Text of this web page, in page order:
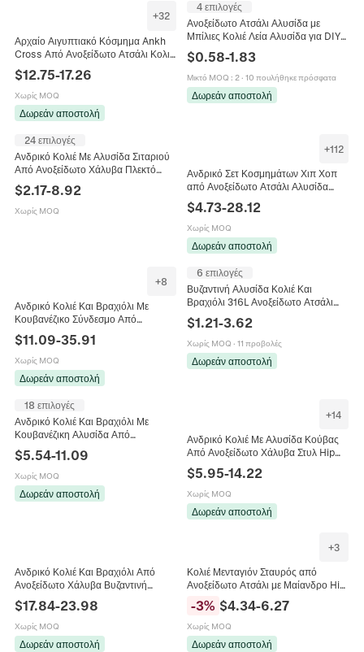
+32
Αρχαίο Αιγυπτιακό Κόσμημα Ankh
Cross Από Ανοξείδωτο Ατσάλι Κολιέ
Hop Vintage Ανδρικό Αξεσουάρ
$12.75-17.26
Χωρίς MOQ
Δωρεάν αποστολή
4 επιλογές
Ανοξείδωτο Ατσάλι Αλυσίδα με
Μπίλιες Κολιέ Λεία Αλυσίδα για DIY
Κατασκευή Κοσμημάτων Άνδρες
Γυναίκες Βιομηχανικό Στυλ
Κοσμήματα
$0.58-1.83
Μικτό MOQ : 2· 10 πουλήθηκε πρόσφατα
Δωρεάν αποστολή
24 επιλογές
Ανδρικό Κολιέ Με Αλυσίδα Σιταριού
Από Ανοξείδωτο Χάλυβα Πλεκτό
Κοσμήματα Με Κούμπωμα
$2.17-8.92
Χωρίς MOQ
+112
Ανδρικό Σετ Κοσμημάτων Χιπ Χοπ
από Ανοξείδωτο Ατσάλι Αλυσίδα
Κουβανέζικης Πλέξης Επιχρυσωμένο
Ασημί Χοντρό Κολιέ και Βραχιόλι
Κοσμήματα
$4.73-28.12
Χωρίς MOQ
Δωρεάν αποστολή
+8
Ανδρικό Κολιέ Και Βραχιόλι Με
Κουβανέζικο Σύνδεσμο Από
Ανοξείδωτο Ατσάλι Επιχρυσωμένο
Με Κούμπωμα Με Στρας Hip Hop
$11.09-35.91
Χωρίς MOQ
Δωρεάν αποστολή
6 επιλογές
Βυζαντινή Αλυσίδα Κολιέ Και
Βραχιόλι 316L Ανοξείδωτο Ατσάλι
Hip Hop Punk Streetwear Ανδρικά
Κοσμήματα
$1.21-3.62
Χωρίς MOQ · 11 προβολές
Δωρεάν αποστολή
18 επιλογές
Ανδρικό Κολιέ Και Βραχιόλι Με
Κουβανέζικη Αλυσίδα Από
Ανοξείδωτο Χάλυβα Κοσμήματα Hip
Hop Rap Punk
$5.54-11.09
Χωρίς MOQ
Δωρεάν αποστολή
+14
Ανδρικό Κολιέ Με Αλυσίδα Κούβας
Από Ανοξείδωτο Χάλυβα Στυλ Hip
Hop Punk Κοσμήματα Δρόμου
Γυαλισμένο
$5.95-14.22
Χωρίς MOQ
Δωρεάν αποστολή
Ανδρικό Κολιέ Και Βραχιόλι Από
Ανοξείδωτο Χάλυβα Βυζαντινή
Αλυσίδα Με Κούμπωμα Κεφαλής
Λιονταριού Κοσμήματα Hip Hop
$17.84-23.98
Χωρίς MOQ
Δωρεάν αποστολή
+3
Κολιέ Μενταγιόν Σταυρός από
Ανοξείδωτο Ατσάλι με Μαίανδρο Hip
Hop Στρας Ένθετο Χρυσό Μαύρο
Ασημί Θρησκευτικό Δώρο Μόδας
-3% $4.34-6.27
Χωρίς MOQ
Δωρεάν αποστολή